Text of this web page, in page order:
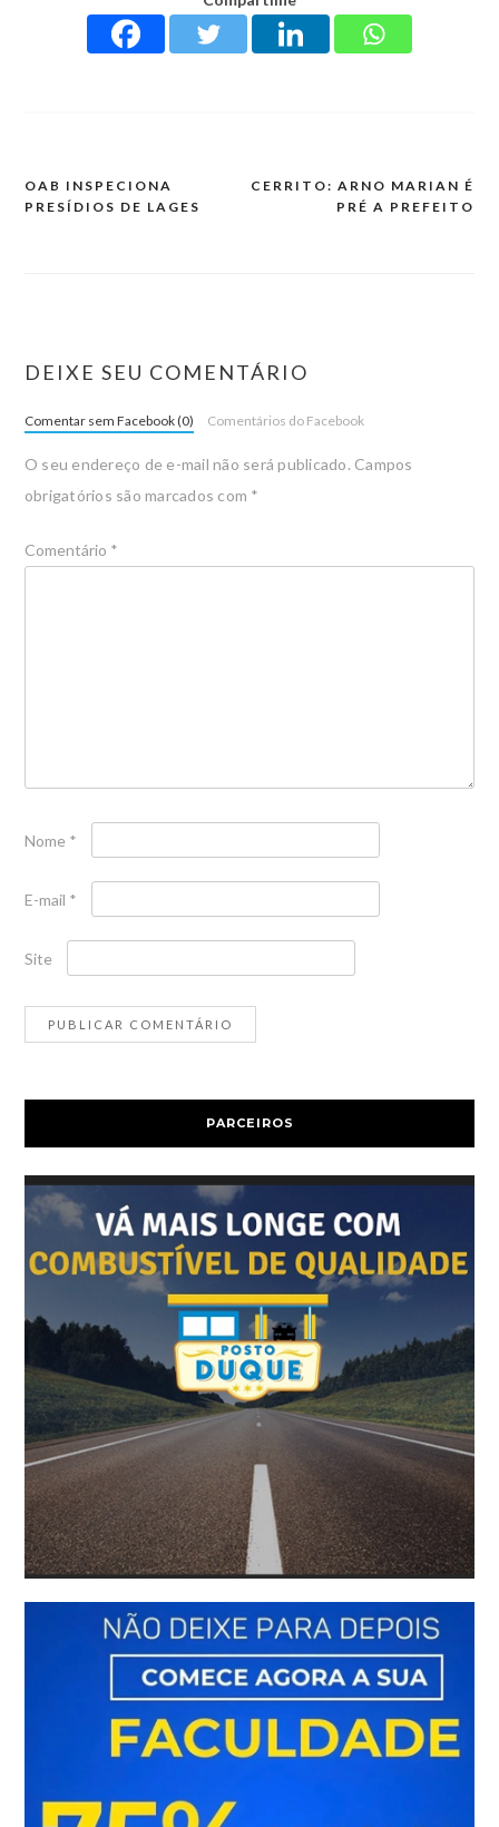
OAB INSPECIONA
PRESÍDIOS DE LAGES
CERRITO: ARNO MARIAN É
PRÉ A PREFEITO
DEIXE SEU COMENTÁRIO
Comentar sem Facebook (0) Comentários do Facebook
O seu endereço de e-mail não será publicado. Campos
obrigatórios são marcados com *
Comentário *
Nome *
E-mail *
Site
PARCEIROS